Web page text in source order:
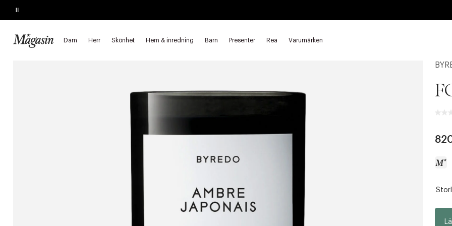
Pause
Dam Herr Skönhet Hem & inredning Barn Presenter Rea Varumärken
SLUTAR SNART
Startsida Skönhet Parfymer & dofter Dofter till hemmet Doftljus
a